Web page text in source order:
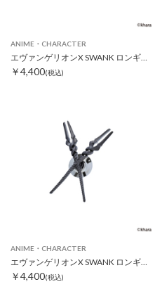
ANIME・CHARACTER
￥4,400(税込)
ANIME・CHARACTER
エヴァンゲリオンX SWANK ロンギヌスの槍クロスピンズ ブラック
￥4,400(税込)